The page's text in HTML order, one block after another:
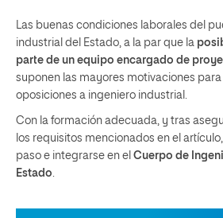
Las buenas condiciones laborales del
industrial del Estado, a la par que la
parte de un equipo encargado de
suponen las mayores motivaciones
oposiciones a ingeniero industrial.
Con la formación adecuada, y tras
los requisitos mencionados en el
paso e integrarse en el Cuerpo de
Estado.